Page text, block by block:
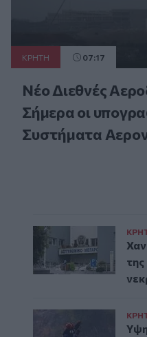
ΚΡΗΤΗ 07:17
Νέο Διεθνές
Σήμερα οι
Συστήματα